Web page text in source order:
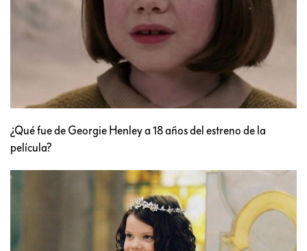
¿Qué fue de Georgie Henley a 18 años del estreno de la
película?